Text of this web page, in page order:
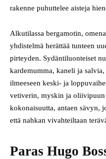
rakenne puhuttelee aisteja
Alkutilassa bergamotin,
yhdistelmä herättää tunteen
pirteyden. Sydäntiluonteiset
kardemumma, kaneli ja
ilmeeseen keski- ja
vetiverin, myskin ja oliivipuun
kokonaisuutta, antaen sävyn,
että nahkan vivahteiltaan
Paras Hugo